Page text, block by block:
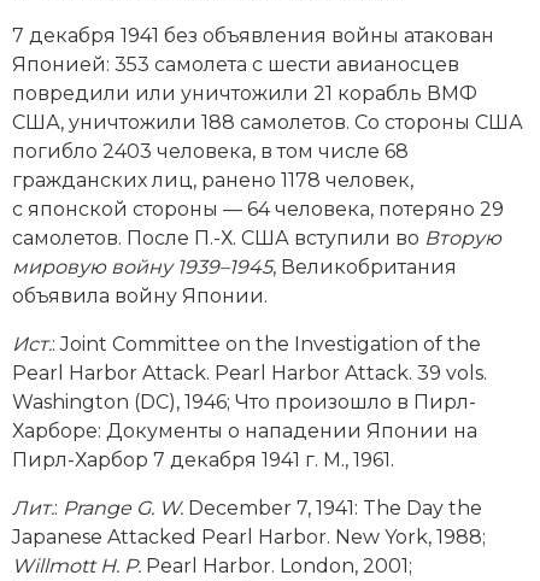
Европа
Империи
Историческая география и топонимика
История материальной и духовной культуры
История международных отношений
История, философия, теория и методология
исторического знания
Итория международных отношений
Латинская Америка
Новейшая история
7 декабря 1941 без объявления вой­ны атакован
Японией: 353 самолета с шести авианосцев
повредили или уничтожили 21 корабль ВМФ
США, уничтожили 188 самолетов. Со стороны США
погибло 2403 человека, в том числе 68
гражданских лиц, ранено 1178 человек,
с японской стороны — 64 человека, потеряно 29
самолетов. После П.-Х. США вступили во Вторую
мировую вой­ну 1939–1945, Великобритания
объявила вой­ну Японии.
Ист.: Joint Committee on the Investigation of the
Pearl Harbor Attack. Pearl Harbor Attack. 39 vols.
Washin­gton (DC), 1946; Что произошло в Пирл-
Харборе: Документы о нападении Японии на
Пирл-Харбор 7 декабря 1941 г. М., 1961.
Лит.: Prange G. W. December 7, 1941: The Day the
Japanese Attacked Pearl Harbor. New York, 1988;
Will­mott H. P. Pearl Harbor. London, 2001;